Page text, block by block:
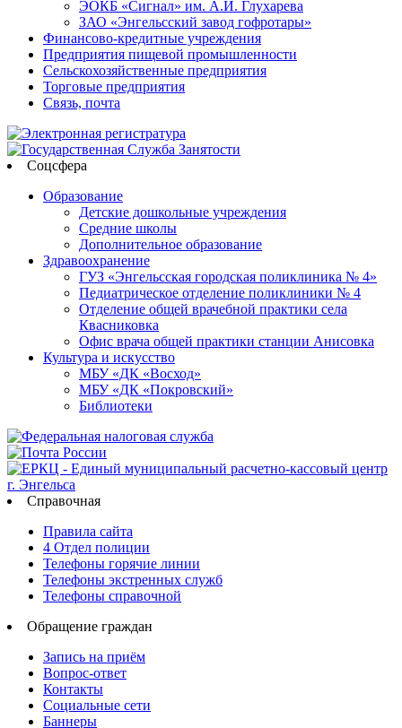
ЭОКБ «Сигнал» им. А.И. Глухарева
ЗАО «Энгельсский завод гофротары»
Финансово-кредитные учреждения
Предприятия пищевой промышленности
Сельскохозяйственные предприятия
Торговые предприятия
Связь, почта
Соцсфера
Образование
Детские дошкольные учреждения
Средние школы
Дополнительное образование
Здравоохранение
ГУЗ «Энгельсская городская поликлиника № 4»
Педиатрическое отделение поликлиники № 4
Отделение общей врачебной практики села
Квасниковка
Офис врача общей практики станции Анисовка
Культура и искусство
МБУ «ДК «Восход»
МБУ «ДК «Покровский»
Библиотеки
Справочная
Правила сайта
4 Отдел полиции
Телефоны горячие линии
Телефоны экстренных служб
Телефоны справочной
Обращение граждан
Запись на приём
Вопрос-ответ
Контакты
Социальные сети
Баннеры